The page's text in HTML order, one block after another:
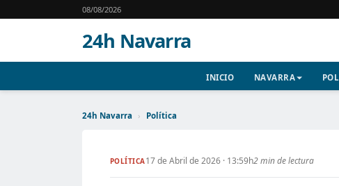
08/08/2026
24h Navarra
INICIO NAVARRA
24h Navarra › Política
POLÍTICA17 de Abril de 2026 · 13:59h2 min de lectura